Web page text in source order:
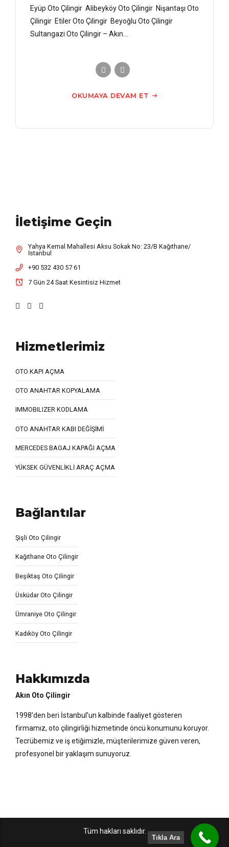
Eyüp Oto Çilingir Alibeyköy Oto Çilingir Nişantaşı Oto
Çilingir Etiler Oto Çilingir Beyoğlu Oto Çilingir
Sultangazi Oto Çilingir – Akın...
OKUMAYA DEVAM ET
İletişime Geçin
Yahya Kemal Mahallesi Aksu Sokak No: 23/B Kağıthane/
İstanbul
+90 532 430 57 61
7 Gün 24 Saat Kesintisiz Hizmet
Hizmetlerimiz
OTO KAPI AÇMA
OTO ANAHTAR KOPYALAMA
IMMOBILIZER KODLAMA
OTO ANAHTAR KABI DEĞİŞİMİ
MERCEDES BAGAJ KAPAĞI AÇMA
YÜKSEK GÜVENLİKLİ ARAÇ AÇMA
Bağlantılar
Şişli Oto Çilingir
Kağıthane Oto Çilingir
Beşiktaş Oto Çilingir
Üsküdar Oto Çilingir
Ümraniye Oto Çilingir
Kadıköy Oto Çilingir
Hakkımızda
Akın Oto Çilingir
1998’den beri İstanbul’un kalbinde faaliyet gösteren
firmamız, oto çilingirliği hizmetinde öncü konumunu koruyor.
Tecrübemiz ve iş etiğimizle, müşterilerimize güven veren,
profesyonel bir yaklaşım sunuyoruz.
Tüm hakları saklıdır.
Tıkla Ara